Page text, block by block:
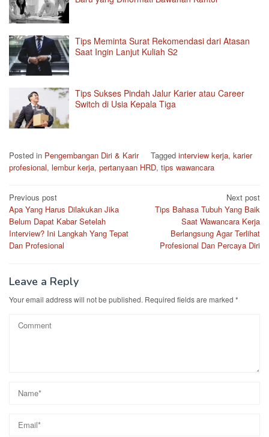
Tips Meminta Surat Rekomendasi dari Atasan
Saat Ingin Lanjut Kuliah S2
Tips Sukses Pindah Jalur Karier atau Career
Switch di Usia Kepala Tiga
Posted in Pengembangan Diri & Karir Tagged interview kerja, karier
profesional, lembur kerja, pertanyaan HRD, tips wawancara
Post
navigation
Previous post
Apa Yang Harus Dilakukan Jika
Belum Dapat Kabar Setelah
Interview? Ini Langkah Yang Tepat
Dan Profesional
Next post
Tips Bahasa Tubuh Yang Baik
Saat Wawancara Kerja
Berlangsung Agar Terlihat
Profesional Dan Percaya Diri
Leave a Reply
Your email address will not be published. Required fields are marked *